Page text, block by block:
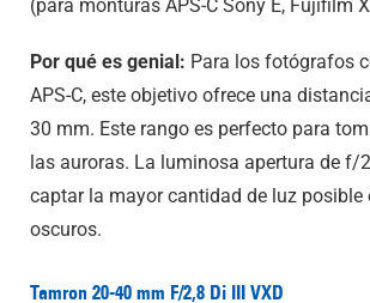
(para monturas APS-C Sony E, Fujifilm
Por qué es genial: Para los fotógrafos
APS-C, este objetivo ofrece una
30 mm. Este rango es perfecto para
las auroras. La luminosa apertura de f/
captar la mayor cantidad de luz posible
oscuros.
Tamron 20-40 mm F/2,8 Di III VXD